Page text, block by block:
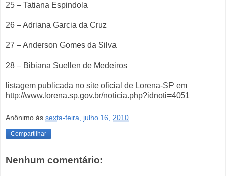
25 – Tatiana Espindola
26 – Adriana Garcia da Cruz
27 – Anderson Gomes da Silva
28 – Bibiana Suellen de Medeiros
listagem publicada no site oficial de Lorena-SP em
http://www.lorena.sp.gov.br/noticia.php?idnoti=4051
Anônimo às sexta-feira, julho 16, 2010
Compartilhar
Nenhum comentário: